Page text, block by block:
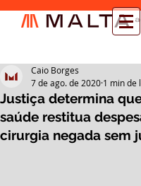
Justiça determina
saúde restitua
cirurgia negada sem
Caio Borges
7 de ago. de 2020 1 min de